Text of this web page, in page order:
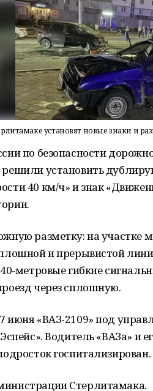
установят новые знаки и
по безопасности
установить
40 км/ч» и знак
разметку: на участке
и прерывистой
метровые гибкие
через сплошную.
«ВАЗ-2109» под
Водитель «ВАЗа» и
Стерлитамака.